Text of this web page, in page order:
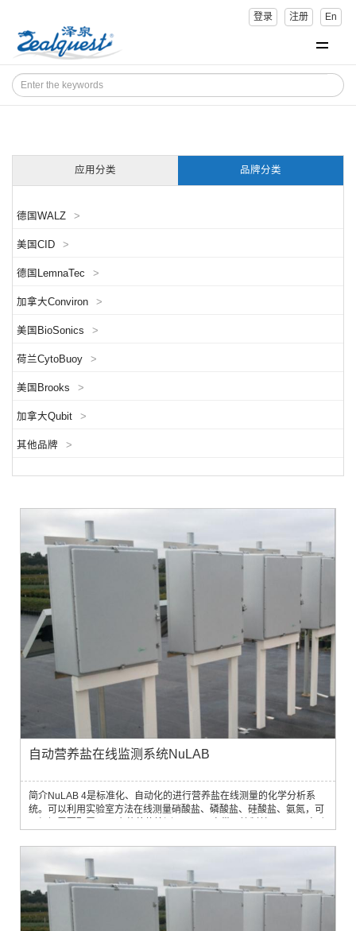
登录 注册 En
应用分类 品牌分类
德国WALZ >
美国CID >
德国LemnaTec >
加拿大Conviron >
美国BioSonics >
荷兰CytoBuoy >
美国Brooks >
加拿大Qubit >
其他品牌 >
自动营养盐在线监测系统NuLAB
简介NuLAB 4是标准化、自动化的进行营养盐在线测量的化学分析系
统。可以利用实验室方法在线测量硝酸盐、磷酸盐、硅酸盐、氨氮，可
DataLINK软件作出完整的水环境解决方案。应用范围1. 饮用水水源地
监测和管理2. 江河湖库水质监测3. 地下水监测评价4. 水产养殖区水质评
价5. 排污口监测6. 富...